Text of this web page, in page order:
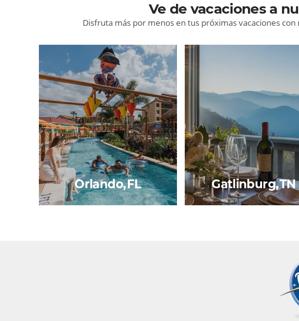
Ve de vacaciones a
Disfruta más por menos en tus próximas vacaciones
Orlando, FL Gatlinburg, TN